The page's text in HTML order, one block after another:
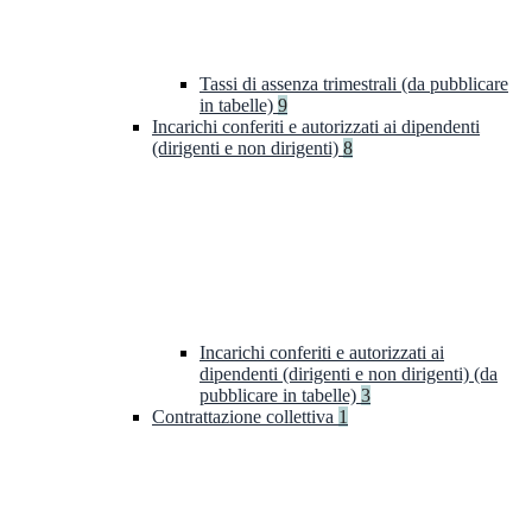
Tassi di assenza trimestrali (da pubblicare
in tabelle) 9
Incarichi conferiti e autorizzati ai dipendenti
(dirigenti e non dirigenti) 8
Incarichi conferiti e autorizzati ai
dipendenti (dirigenti e non dirigenti) (da
pubblicare in tabelle) 3
Contrattazione collettiva 1